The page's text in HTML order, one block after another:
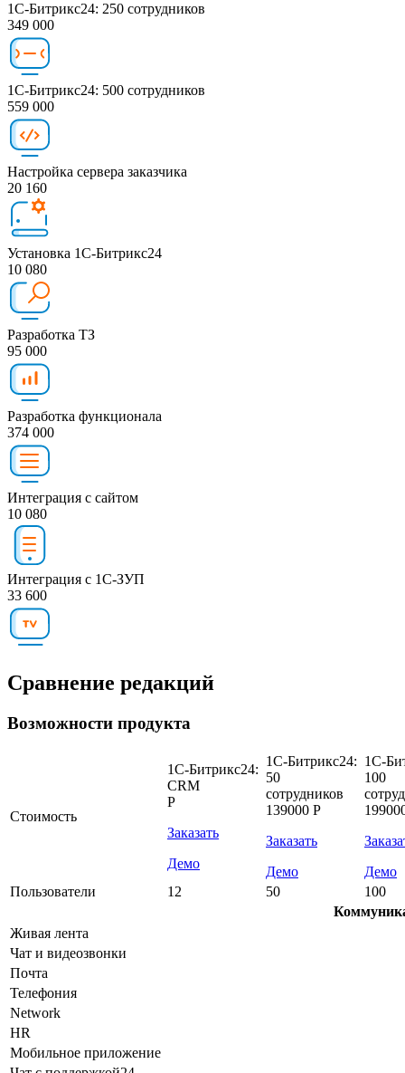
1С-Битрикс24: 250 сотрудников
349 000
1С-Битрикс24: 500 сотрудников
559 000
Настройка сервера заказчика
20 160
Установка 1С-Битрикс24
10 080
Разработка ТЗ
95 000
Разработка функционала
374 000
Интеграция с сайтом
10 080
Интеграция с 1С-ЗУП
33 600
Сравнение редакций
Возможности продукта
Стоимость
1С-Битрикс24:
CRM
Р
Заказать
Демо
1С-Битрикс24:
50
сотрудников
139000 Р
Заказать
Демо
1С-
100
Демо
Пользователи
12 50
100
Живая лента
Чат и видеозвонки
Почта
Телефония
Network
HR
Мобильное приложение